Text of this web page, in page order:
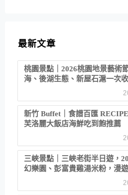
最新文章
桃園景點｜2026桃園地景藝術
海、後湖生態、新屋石滬一次
新竹 Buffet｜食譜百匯
芙洛麗大飯店海鮮吃到飽推薦
三峽景點｜三峽老街半日遊，
幻樂園、彭富貴雞湯米粉，漫